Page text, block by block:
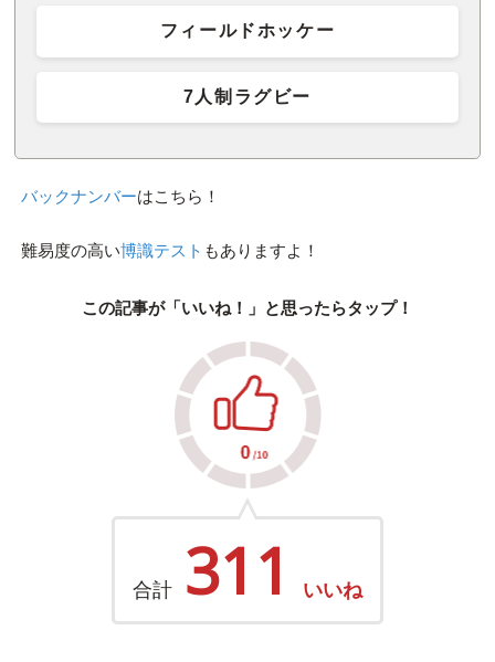
フィールドホッケー
7人制ラグビー
バックナンバーはこちら！
難易度の高い博識テスト もありますよ！
この記事が「いいね！」と思ったらタップ！
合計 311 いいね